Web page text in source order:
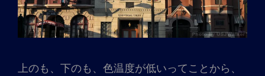
上のも、下のも、色温度が低いってことから、